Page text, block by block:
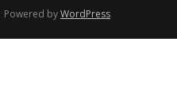
Powered byWordPress